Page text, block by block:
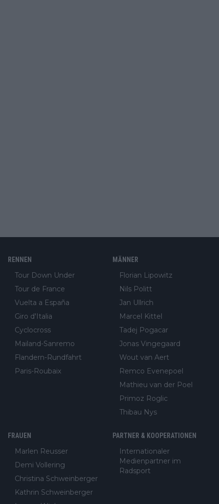
RENNEN
Tour Down Under
Tour de France
Vuelta a España
Giro d'Italia
Cyclocross
Mailand-Sanremo
Flandern-Rundfahrt
Paris-Roubaix
MÄNNER
Florian Lipowitz
Nils Politt
Jan Ullrich
Marcel Kittel
Tadej Pogacar
Jonas Vingegaard
Wout van Aert
Remco Evenepoel
Mathieu van der Poel
Primoz Roglic
Thibau Nys
FRAUEN
Marlen Reusser
Demi Vollering
Christina Schweinberger
Kathrin Schweinberger
PARTNER & KOOPERATIONEN
Internationaler
Medienpartner im
Radsport